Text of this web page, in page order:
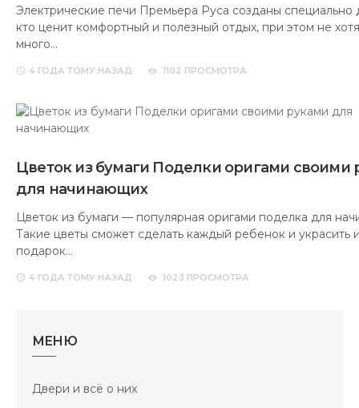
Электрические печи Премьера Руса созданы специально
кто ценит комфортный и полезный отдых, при этом не
много…
4 ГОДА ТОМУ НАЗАД 1102 ПРОСМОТРА
Цветок из бумаги Поделки оригами своими
для начинающих
Цветок из бумаги — популярная оригами поделка для
Такие цветы сможет сделать каждый ребенок и украсить
подарок…
4 ГОДА ТОМУ НАЗАД 1023 ПРОСМОТРА
МЕНЮ
Двери и всё о них